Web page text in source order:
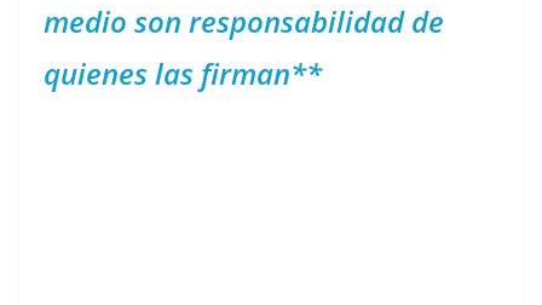
medio son responsabilidad de
quienes las firman**